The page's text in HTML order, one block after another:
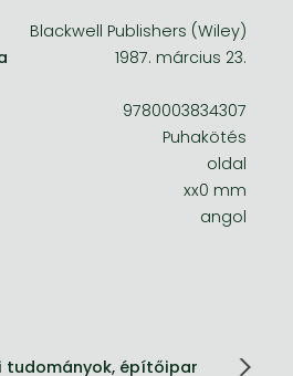
Blackwell Publishers (Wiley)
1987. március 23.
9780003834307
Puhakötés
oldal
xx0 mm
angol
tudományok, építőipar